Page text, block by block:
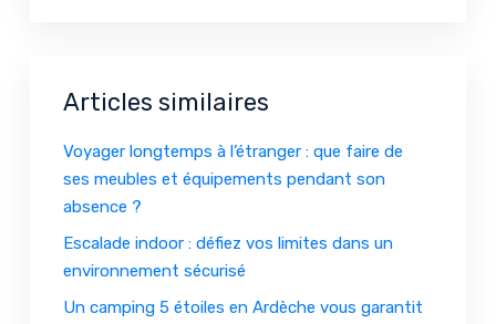
Articles similaires
Voyager longtemps à l’étranger : que faire de
ses meubles et équipements pendant son
absence ?
Escalade indoor : défiez vos limites dans un
environnement sécurisé
Un camping 5 étoiles en Ardèche vous garantit